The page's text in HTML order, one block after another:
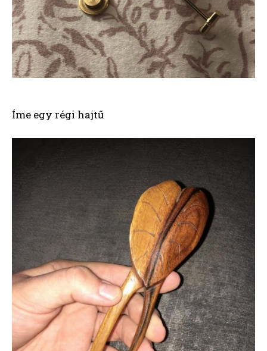
Íme egy régi hajtű